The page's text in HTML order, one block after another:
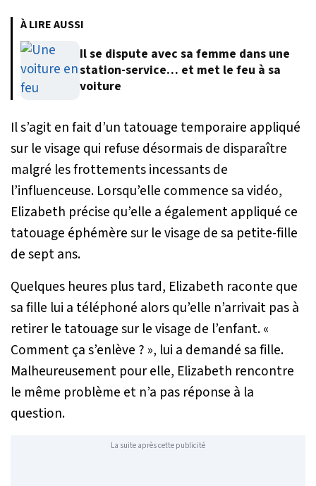
À LIRE AUSSI
Il se dispute avec sa femme dans une
station-service… et met le feu à sa
voiture
Il s’agit en fait d’un tatouage temporaire appliqué
sur le visage qui refuse désormais de disparaître
malgré les frottements incessants de
l’influenceuse. Lorsqu’elle commence sa vidéo,
Elizabeth précise qu’elle a également appliqué ce
tatouage éphémère sur le visage de sa petite-fille
de sept ans.
Quelques heures plus tard, Elizabeth raconte que
sa fille lui a téléphoné alors qu’elle n’arrivait pas à
retirer le tatouage sur le visage de l’enfant. «
Comment ça s’enlève ? », lui a demandé sa fille.
Malheureusement pour elle, Elizabeth rencontre
le même problème et n’a pas réponse à la
question.
La suite après cette publicité